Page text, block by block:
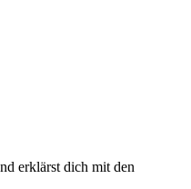
erklärst dich mit den